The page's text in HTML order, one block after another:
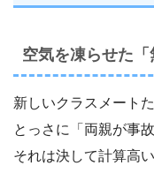
空気を凍らせた「
新しいクラスメート
とっさに「両親が事
それは決して計算高